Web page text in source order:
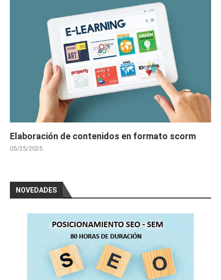
Elaboración de contenidos en formato scorm
05/25/2025
NOVEDADES